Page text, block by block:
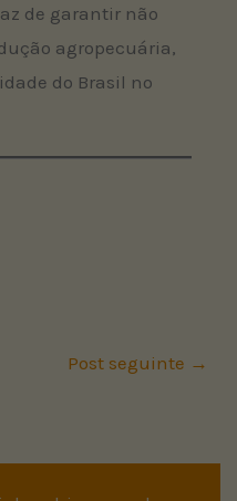
de garantir não
agropecuária,
do Brasil no
Post seguinte →